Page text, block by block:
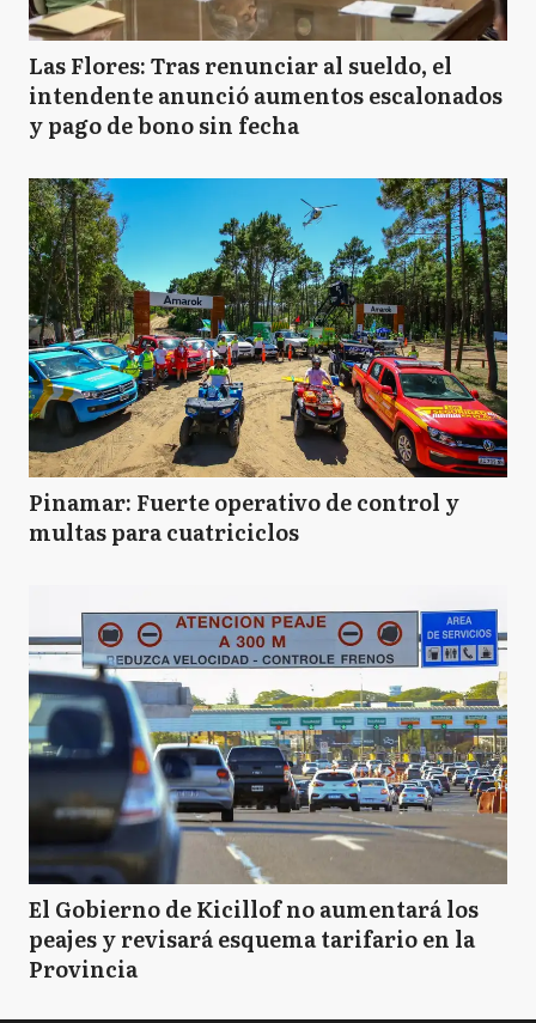
Las Flores: Tras renunciar al sueldo, el
intendente anunció aumentos escalonados
y pago de bono sin fecha
Pinamar: Fuerte operativo de control y
multas para cuatriciclos
El Gobierno de Kicillof no aumentará los
peajes y revisará esquema tarifario en la
Provincia